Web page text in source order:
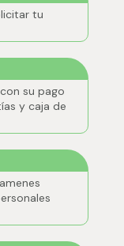
tu
su pago
y caja de